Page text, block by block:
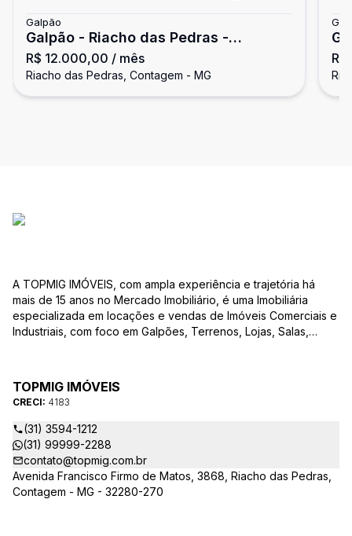
Galpão
Galpão - Riacho das Pedras -
Contagem
R$ 12.000,00 / mês
Riacho das Pedras, Contagem - MG
A TOPMIG IMÓVEIS, com ampla experiência e trajetória há
mais de 15 anos no Mercado Imobiliário, é uma Imobiliária
especializada em locações e vendas de Imóveis Comerciais e
Industriais, com foco em Galpões, Terrenos, Lojas, Salas,
suas necessidades e objetivos comerciais. Nossos corretores,
devidamente credenciados ao CRECI-MG, estão à disposição
para sanar todas as suas dúvidas e orientá-los na melhor
escolha do imóvel que se adapte ao seu negócio. A TOPMIG
IMÓVEIS é uma Imobiliária diferenciada no mercado e
apresenta as seguintes vantagens: Acompanhamento
Personalizado: Acompanhamos com exclusividade os nossos
clientes em visitas, garantindo que o imóvel apresentado
TOPMIG IMÓVEIS
CRECI: 4183
(31) 3594-1212
(31) 99999-2288
contato@topmig.com.br
Avenida Francisco Firmo de Matos, 3868, Riacho das Pedras,
Contagem - MG - 32280-270